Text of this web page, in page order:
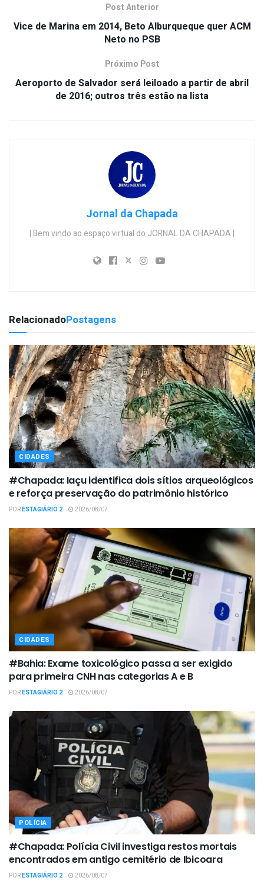
Post Anterior
Vice de Marina em 2014, Beto Alburqueque quer ACM
Neto no PSB
Próximo Post
Aeroporto de Salvador será leiloado a partir de abril
de 2016; outros três estão na lista
Jornal da Chapada
| Bem vindo ao espaço virtual do JORNAL DA CHAPADA |
RelacionadoPostagens
CIDADES
#Chapada: Iaçu identifica dois sítios arqueológicos
e reforça preservação do patrimônio histórico
PORESTAGIÁRIO 2 2026/08/07
CIDADES
#Bahia: Exame toxicológico passa a ser exigido
para primeira CNH nas categorias A e B
PORESTAGIÁRIO 2 2026/08/07
POLÍCIA
#Chapada: Polícia Civil investiga restos mortais
encontrados em antigo cemitério de Ibicoara
PORESTAGIÁRIO 2 2026/08/07